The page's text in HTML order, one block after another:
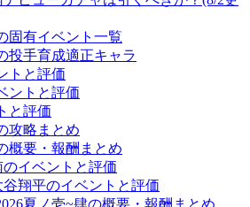
固有イベント一覧
投手育成適正キャラ
トと評価
ントと評価
と評価
攻略まとめ
概要・報酬まとめ
イベントと評価
翔平のイベントと評価
夏ノ壱~肆の概要・報酬まとめ